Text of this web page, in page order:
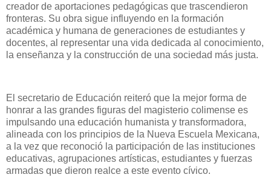
creador de aportaciones pedagógicas que trascendieron
fronteras. Su obra sigue influyendo en la formación
académica y humana de generaciones de estudiantes y
docentes, al representar una vida dedicada al conocimiento,
la enseñanza y la construcción de una sociedad más justa.
El secretario de Educación reiteró que la mejor forma de
honrar a las grandes figuras del magisterio colimense es
impulsando una educación humanista y transformadora,
alineada con los principios de la Nueva Escuela Mexicana,
a la vez que reconoció la participación de las instituciones
educativas, agrupaciones artísticas, estudiantes y fuerzas
armadas que dieron realce a este evento cívico.